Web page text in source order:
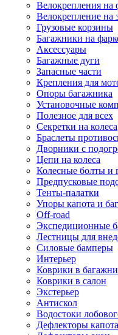
Велокрепления на
Велокрепление на
Грузовые корзины
Багажники на
Аксессуары
Багажные дуги
Запасные части
Крепления для
Опоры багажника
Установочные
Полезное для всех
Секретки на колеса
Браслеты
Дворники с
Цепи на колеса
Колесные болты и
Предпусковые
Тенты-палатки
Упоры капота и
Off-road
Экспедиционные
Лестницы для
Силовые бамперы
Интерьер
Коврики в
Коврики в салон
Экстерьер
Антискол
Водостоки
Дефлекторы капота